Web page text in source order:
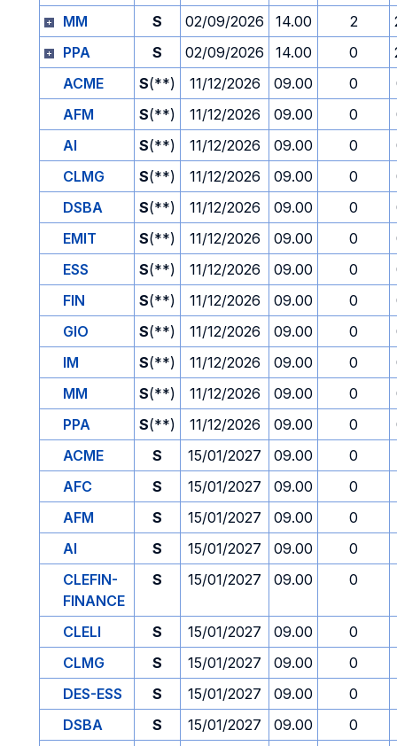
MM
S 02/09/2026 14.00 2
PPA
S 02/09/2026 14.00 0
ACME
S(**) 11/12/2026 09.00 0
AFM
S(**) 11/12/2026 09.00 0
AI
S(**) 11/12/2026 09.00 0
CLMG
S(**) 11/12/2026 09.00 0
DSBA
S(**) 11/12/2026 09.00 0
EMIT
S(**) 11/12/2026 09.00 0
ESS
S(**) 11/12/2026 09.00 0
FIN
S(**) 11/12/2026 09.00 0
GIO
S(**) 11/12/2026 09.00 0
IM
S(**) 11/12/2026 09.00 0
MM
S(**) 11/12/2026 09.00 0
PPA
S(**) 11/12/2026 09.00 0
ACME
S 15/01/2027 09.00
0
AFC
S 15/01/2027 09.00
0
AFM
S 15/01/2027 09.00
0
AI
S 15/01/2027 09.00
0
CLEFIN-
FINANCE
S 15/01/2027 09.00 0
CLELI S 15/01/2027 09.00
0
CLMG
S 15/01/2027 09.00
0
DES-ESS
S 15/01/2027 09.00
0
DSBA
S 15/01/2027 09.00
0